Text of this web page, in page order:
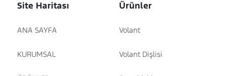
Site Haritası
ANA SAYFA
KURUMSAL
Ürünler
Volant
Volant Dişlisi